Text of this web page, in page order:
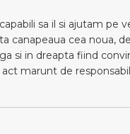
sa il si ajutam pe
canapeaua cea noua,
si in dreapta fiind
marunt de